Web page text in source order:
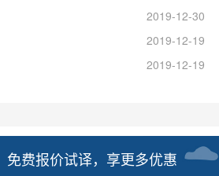
2019-12-30
2019-12-19
2019-12-19
免费报价试译，享更多优惠